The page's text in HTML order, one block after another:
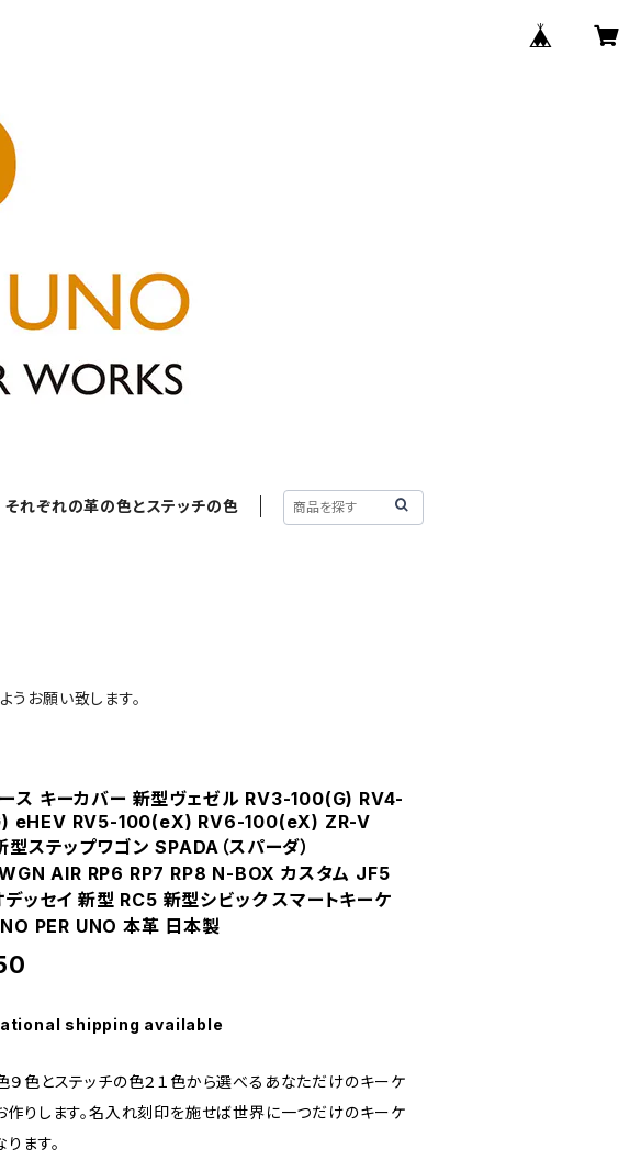
それぞれの革の色とステッチの色
お願い致します。
ス キーカバー 新型ヴェゼル RV3-100(G) RV4-
eHEV RV5-100(eX) RV6-100(eX) ZR-V
ステップワゴン SPADA（スパーダ）
AIR RP6 RP7 RP8 N-BOX カスタム JF5
ッセイ 新型 RC5 新型シビック スマートキーケ
PER UNO 本革 日本製
shipping available
色とステッチの色２１色から選べるあなただけのキーケ
作りします。名入れ刻印を施せば世界に一つだけのキーケ
ます。